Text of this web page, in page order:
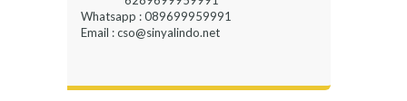
Whatsapp : 089699959991
Email : cso@sinyalindo.net